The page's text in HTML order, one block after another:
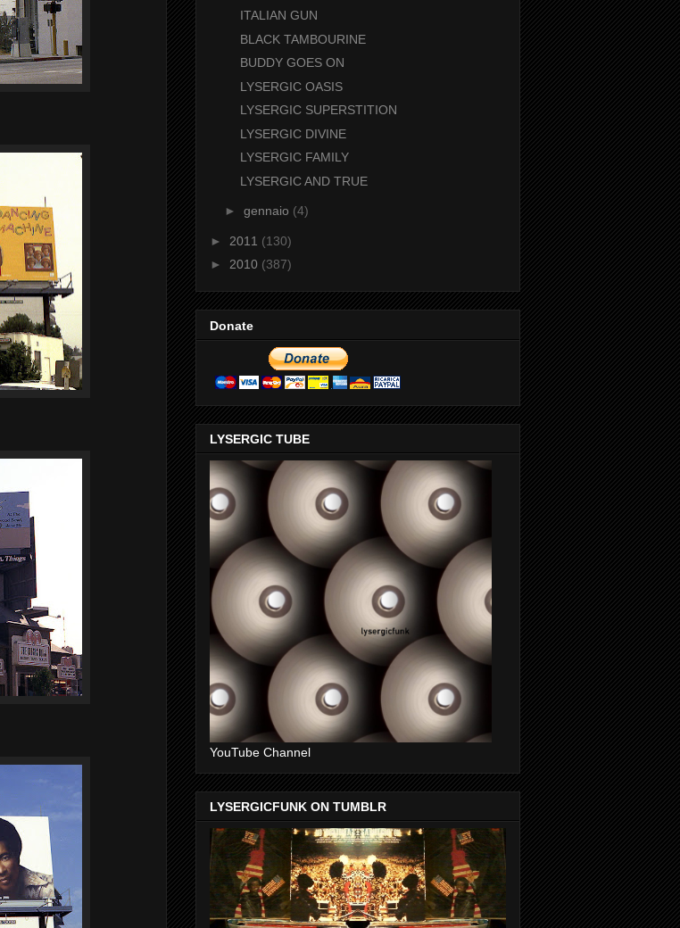
ITALIAN GUN
BLACK TAMBOURINE
BUDDY GOES ON
LYSERGIC OASIS
LYSERGIC SUPERSTITION
LYSERGIC DIVINE
LYSERGIC FAMILY
LYSERGIC AND TRUE
►gennaio (4)
► 2011 (130)
► 2010 (387)
Donate
LYSERGIC TUBE
YouTube Channel
LYSERGICFUNK ON TUMBLR